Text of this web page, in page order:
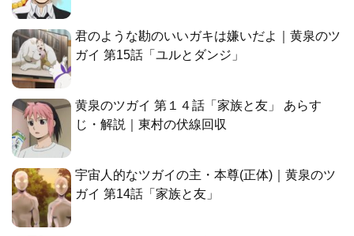
君のような勘のいいガキは嫌いだよ｜黄泉のツ
ガイ 第15話「ユルとダンジ」
黄泉のツガイ 第１４話「家族と友」 あらす
じ・解説｜東村の伏線回収
宇宙人的なツガイの主・本尊(正体)｜黄泉のツ
ガイ 第14話「家族と友」